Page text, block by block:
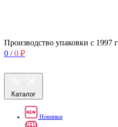
Производство упаковки с 1997
0 / 0 ₽
Каталог
Новинки